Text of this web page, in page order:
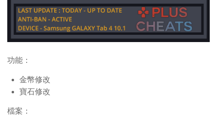
功能：
金幣修改
寶石修改
檔案：